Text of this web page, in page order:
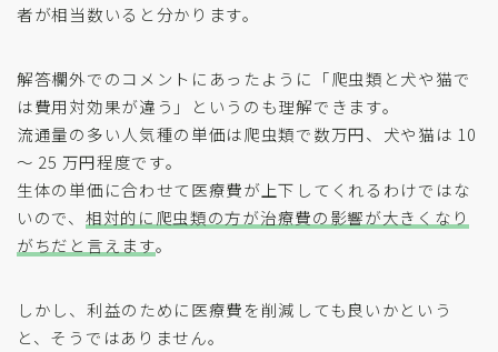
者が相当数いると分かります。
解答欄外でのコメントにあったように「爬虫類と犬や猫で
は費用対効果が違う」というのも理解できます。
流通量の多い人気種の単価は爬虫類で数万円、犬や猫は 10
〜 25 万円程度です。
生体の単価に合わせて医療費が上下してくれるわけではな
いので、 相対的に爬虫類の方が治療費の影響が大きくなり
がちだと言えます。
しかし、利益のために医療費を削減しても良いかという
と、そうではありません。